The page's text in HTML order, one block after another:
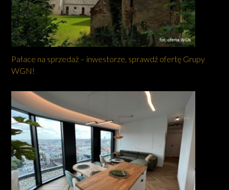
Pałace na sprzedaż – inwestorze, sprawdź ofertę Grupy
WGN!